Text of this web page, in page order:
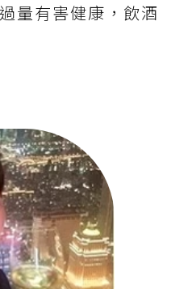
量有害健康，飲酒